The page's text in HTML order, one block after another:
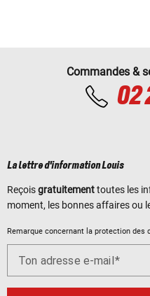
Commandes &
02
La lettre d'information Louis
Reçoisgratuitementtoutes les
moment, les bonnes affaires ou
Remarque concernant la protection des
Ton adresse e-mail